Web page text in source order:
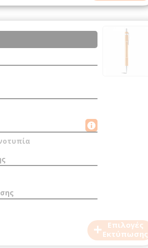
+
Επιλογές
Εκτύπωσης